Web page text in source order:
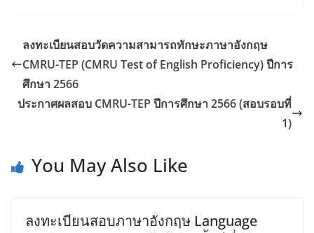
ลงทะเบียนสอบวัดความสามารถทักษะภาษาอังกฤษ
CMRU-TEP (CMRU Test of English Proficiency) ปีการ
ศึกษา 2566
ประกาศผลสอบ CMRU-TEP ปีการศึกษา 2566 (สอบรอบที่
1)
You May Also Like
ลงทะเบียนสอบภาษาอังกฤษ Language